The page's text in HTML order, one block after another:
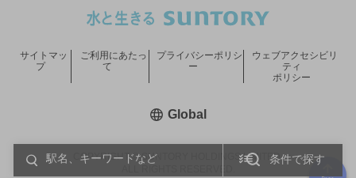
条件で探す
COPYRIGHT © SUNTORY HOLDINGS LIMITED.
サイトマッ
プ
ご利用にあたっ
て
プライバシーポリシ
ー
ウェブアクセシビリ
ティ
ポリシー
Global新しいウィンドウで開く